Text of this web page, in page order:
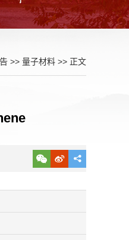
>> 量子材料 >> 正文